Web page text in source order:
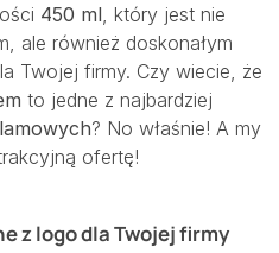
450 ml , który jest nie
ale również doskonałym
Twojej firmy. Czy wiecie, że
to jedne z najbardziej
? No właśnie! A my
ofertę!
z logo dla Twojej firmy